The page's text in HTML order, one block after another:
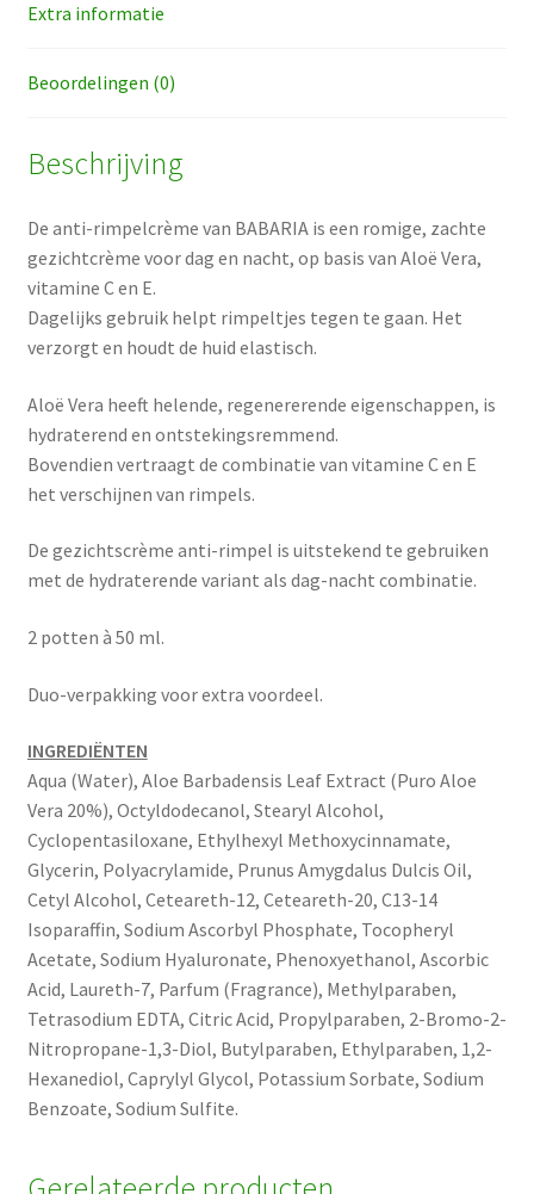
Extra informatie
Beoordelingen (0)
Beschrijving
De anti-rimpelcrème van BABARIA is een romige, zachte
gezichtcrème voor dag en nacht, op basis van Aloë Vera,
vitamine C en E.
Dagelijks gebruik helpt rimpeltjes tegen te gaan. Het
verzorgt en houdt de huid elastisch.
Aloë Vera heeft helende, regenererende eigenschappen, is
hydraterend en ontstekingsremmend.
Bovendien vertraagt ​​de combinatie van vitamine C en E
het verschijnen van rimpels.
De gezichtscrème anti-rimpel is uitstekend te gebruiken
met de hydraterende variant als dag-nacht combinatie.
2 potten à 50 ml.
Duo-verpakking voor extra voordeel.
INGREDIËNTEN
Aqua (Water), Aloe Barbadensis Leaf Extract (Puro Aloe
Vera 20%), Octyldodecanol, Stearyl Alcohol,
Cyclopentasiloxane, Ethylhexyl Methoxycinnamate,
Glycerin, Polyacrylamide, Prunus Amygdalus Dulcis Oil,
Cetyl Alcohol, Ceteareth-12, Ceteareth-20, C13-14
Isoparaffin, Sodium Ascorbyl Phosphate, Tocopheryl
Acetate, Sodium Hyaluronate, Phenoxyethanol, Ascorbic
Acid, Laureth-7, Parfum (Fragrance), Methylparaben,
Tetrasodium EDTA, Citric Acid, Propylparaben, 2-Bromo-2-
Nitropropane-1,3-Diol, Butylparaben, Ethylparaben, 1,2-
Hexanediol, Caprylyl Glycol, Potassium Sorbate, Sodium
Benzoate, Sodium Sulfite.